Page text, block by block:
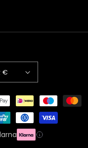
Griechenland | EUR €